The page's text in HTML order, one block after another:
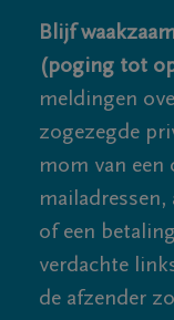
Blijf
(poging tot
meldingen
zogezegde
mom van een
mailadressen,
of een
verdachte
de afzender